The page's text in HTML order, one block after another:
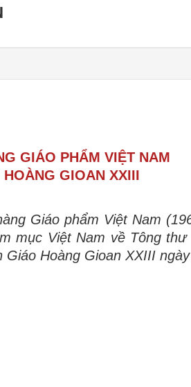
GIÁO PHẨM VIỆT NAM
GIOAN XXIII
Giáo phẩm Việt Nam
mục Việt Nam về Tông
Hoàng Gioan XXIII